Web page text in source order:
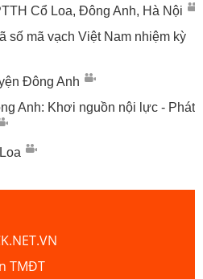
Cổ Loa, Đông Anh, Hà Nội
số mã vạch Việt Nam nhiệm kỳ
Đông Anh
Anh: Khơi nguồn nội lực - Phát
TMĐT